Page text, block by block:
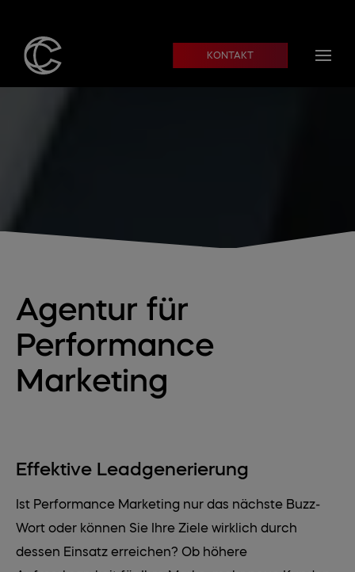
KONTAKT
Agentur für
Performance
Marketing
Effektive Leadgenerierung
Ist Performance Marketing nur das nächste Buzz-
Wort oder können Sie Ihre Ziele wirklich durch
dessen Einsatz erreichen? Ob höhere